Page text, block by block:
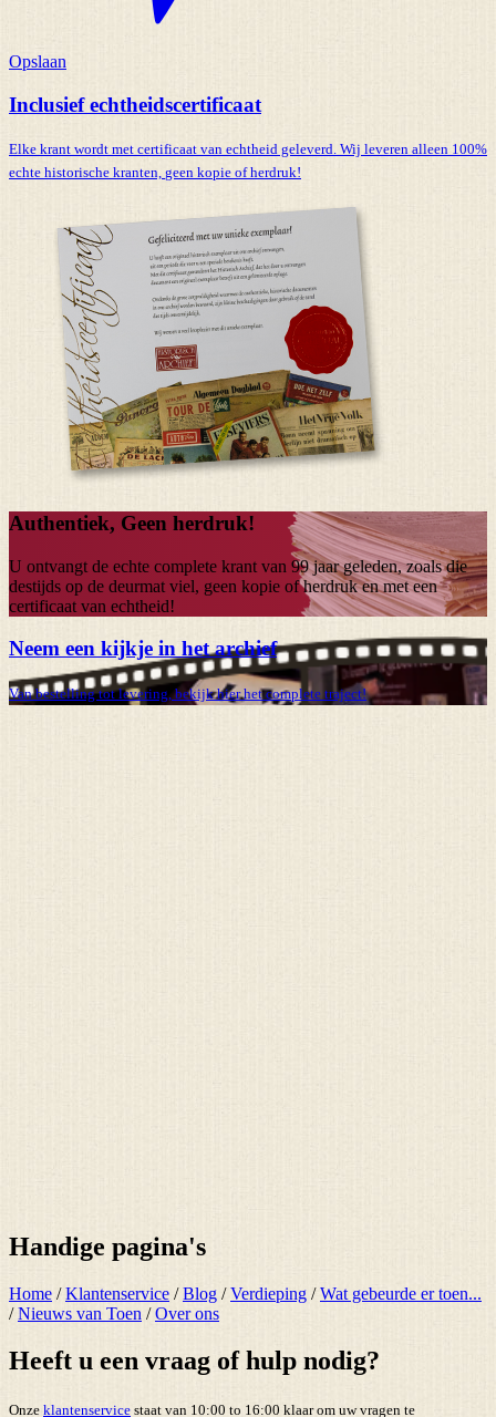
Opslaan
Inclusief echtheidscertificaat
Elke krant wordt met certificaat van echtheid geleverd. Wij leveren alleen 100%
echte historische kranten, geen kopie of herdruk!
Authentiek, Geen herdruk!
U ontvangt de echte complete krant van 99 jaargeleden, zoals die
destijds op de deurmat viel, geen kopie of herdruk en met een
certificaat van echtheid!
Neem een kijkje in het archief
Van bestelling tot levering, bekijk hier het complete traject!
Handige pagina's
Home /Klantenservice /Blog /Verdieping /Wat gebeurde er toen...
/Nieuws van Toen /Over ons
Heeft u een vraag of hulp nodig?
Onze klantenservice staat van 10:00 to 16:00 klaar om uw vragen te